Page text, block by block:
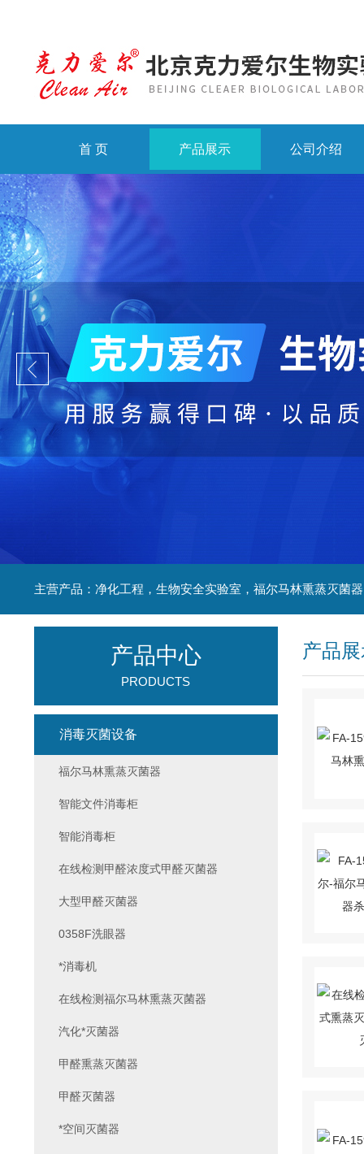
首 页 产品展示 公司介绍
产品
产品中心
PRODUCTS
消毒灭菌设备
福尔马林熏蒸灭菌器
智能文件消毒柜
智能消毒柜
在线检测甲醛浓度式甲醛灭菌器
大型甲醛灭菌器
0358F洗眼器
*消毒机
在线检测福尔马林熏蒸灭菌器
汽化*灭菌器
甲醛熏蒸灭菌器
甲醛灭菌器
*空间灭菌器